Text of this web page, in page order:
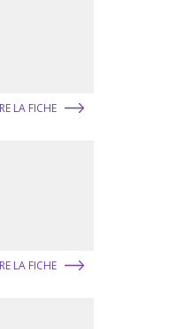
LA FICHE
LA FICHE